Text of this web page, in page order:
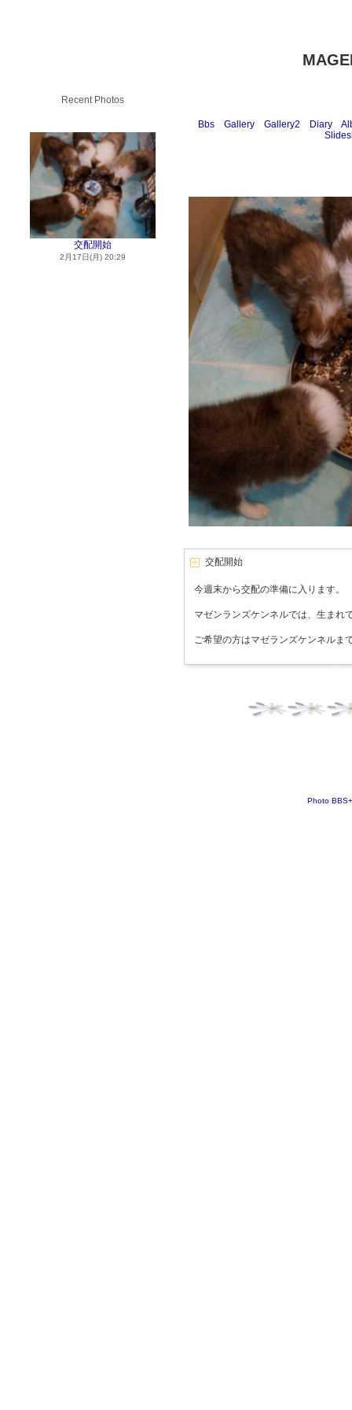
Recent Photos
交配開始
2月17日(月) 20:29
Bbs Gallery Gallery2 Diary
交配開始
今週末から交配の準備に入ります。
マゼンランズケンネルでは、生まれ
ご希望の方はマゼランズケンネルま
Photo BBS+